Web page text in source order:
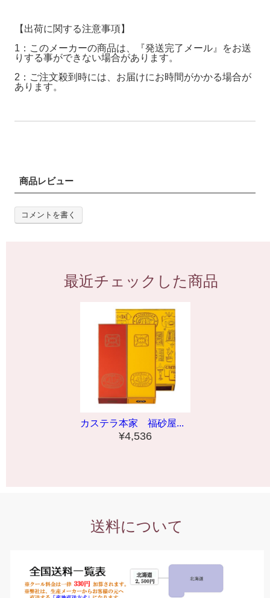
【出荷に関する注意事項】
1：このメーカーの商品は、『発送完了メール』をお送
りする事ができない場合があります。
2：ご注文殺到時には、お届けにお時間がかかる場合が
あります。
商品レビュー
コメントを書く
最近チェックした商品
カステラ本家 福砂屋...
¥4,536
送料について